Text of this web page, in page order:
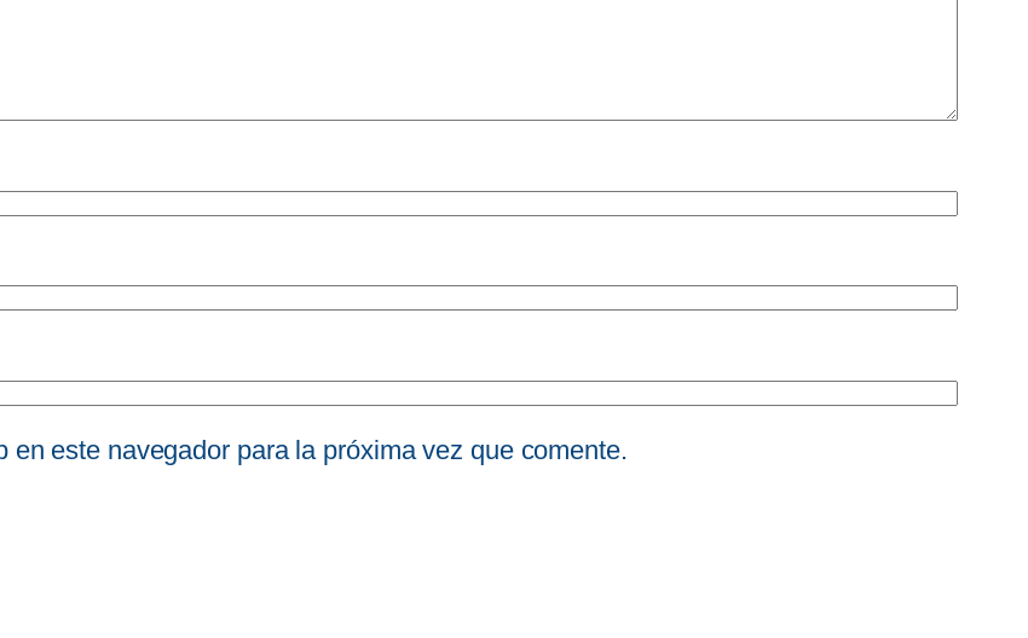
este navegador para la próxima vez que comente.